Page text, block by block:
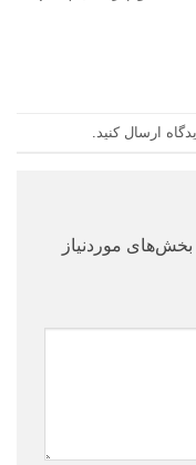
ارسال کنید
بخش‌های موردنیاز